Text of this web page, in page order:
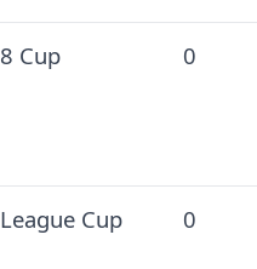
8 Cup 0
League Cup 0